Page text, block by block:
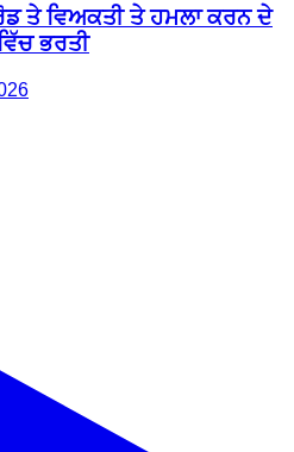
ਤੇ ਵਿਅਕਤੀ ਤੇ ਹਮਲਾ ਕਰਨ ਦੇ
ਭਰਤੀ